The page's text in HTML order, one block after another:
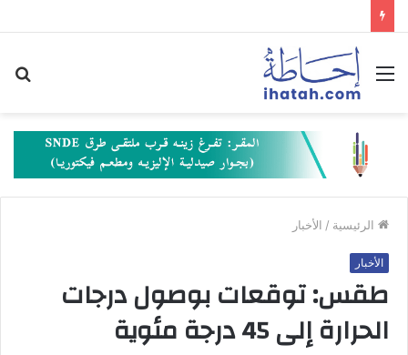
القائمة
الرئيسية / الأخبار
الأخبار
طقس: توقعات بوصول درجات
الحرارة إلى 45 درجة مئوية